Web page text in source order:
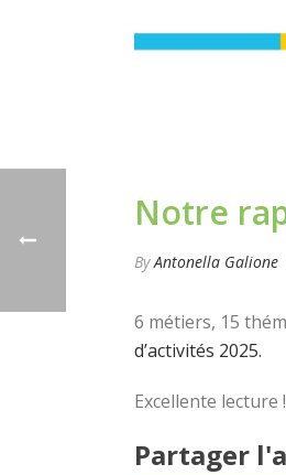
Notre
ByAntonella Galione
6 métiers, 15
d’activités 2025.
Excellente lecture !
Partager